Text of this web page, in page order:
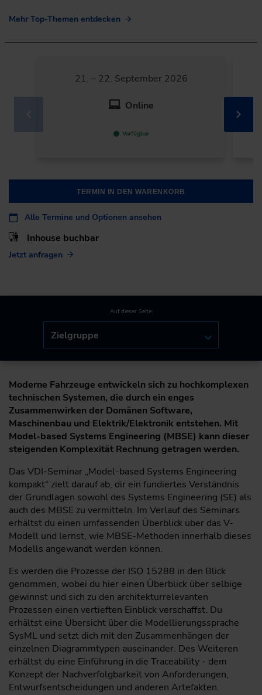
Mehr Top-Themen entdecken
21. – 22. September 2026
Online
Verfügbar
TERMIN IN DEN WARENKORB
Alle Termine und Optionen ansehen
Inhouse buchbar
Jetzt anfragen
Auf dieser Seite:
Zielgruppe
Moderne Fahrzeuge entwickeln sich zu hochkomplexen
technischen Systemen, die durch ein enges
Zusammenwirken der Domänen Software,
Maschinenbau und Elektrik/Elektronik entstehen. Mit
Model-based Systems Engineering (MBSE) kann dieser
steigenden Komplexität Rechnung getragen werden.
Das VDI-Seminar „Model-based Systems Engineering
kompakt“ zielt darauf ab, dir ein fundiertes Verständnis
der Grundlagen sowohl des Systems Engineering (SE) als
auch des MBSE zu vermitteln. Im Verlauf des Seminars
erhältst du einen umfassenden Überblick über das V-
Modell und lernst, wie MBSE-Methoden innerhalb dieses
Modells angewandt werden können.
Es werden die Prozesse der ISO 15288 in den Blick
genommen, wobei du hier einen Überblick über selbige
gewinnst und sich zu den architekturrelevanten
Prozessen einen vertieften Einblick verschaffst. Du
erhältst eine Übersicht über die Modellierungssprache
SysML und setzt dich mit den Zusammenhängen der
einzelnen Diagrammtypen auseinander. Des Weiteren
erhältst du eine Einführung in die Traceability - dem
Konzept der Nachverfolgbarkeit von Anforderungen,
Entwurfsentscheidungen und anderen Artefakten.